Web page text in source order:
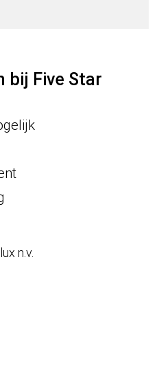
bij Five Star
n.v.